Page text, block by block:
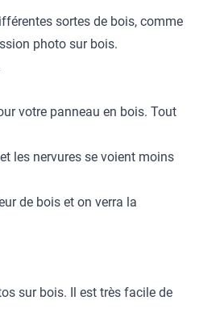
sortes de bois, comme
photo sur bois.
votre panneau en bois. Tout
les nervures se voient moins
de bois et on verra la
sur bois. Il est très facile de